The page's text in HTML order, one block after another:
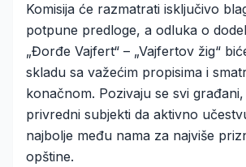
Komisija će razmatrati isključivo
potpune predloge, a odluka o
„Đorđe Vajfert“ – „Vajfertov žig“
skladu sa važećim propisima i
konačnom. Pozivaju se svi
privredni subjekti da aktivno
najbolje među nama za najviše
opštine.